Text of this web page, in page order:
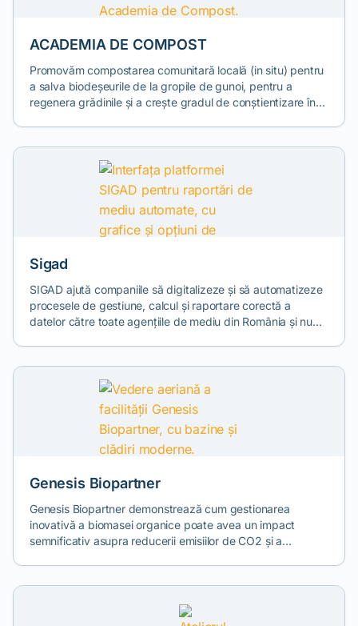
ACADEMIA DE COMPOST
Promovăm compostarea comunitară locală (in situ) pentru
a salva biodeșeurile de la gropile de gunoi, pentru a
regenera grădinile și a crește gradul de conștientizare în
Sigad
SIGAD ajută companiile să digitalizeze și să automatizeze
procesele de gestiune, calcul și raportare corectă a
datelor către toate agențiile de mediu din România și nu
industrii cheie din România, astfel, garanția calității fiind
Genesis Biopartner
Genesis Biopartner demonstrează cum gestionarea
inovativă a biomasei organice poate avea un impact
semnificativ asupra reducerii emisiilor de CO2 și a
protejarea mediului pentru generațiile viitoare.